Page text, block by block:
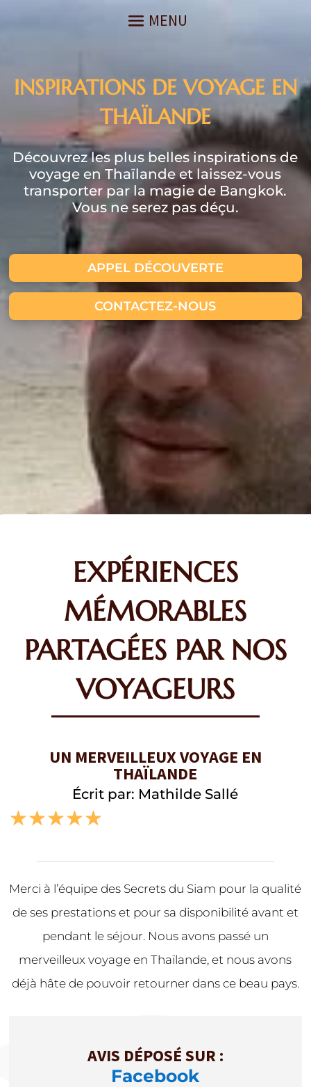
INSPIRATIONS DE VOYAGE EN
THAÏLANDE
Découvrez les plus belles inspirations de
voyage en Thaïlande et laissez-vous
transporter par la magie de Bangkok.
Vous ne serez pas déçu.
APPEL DÉCOUVERTE
CONTACTEZ-NOUS
EXPÉRIENCES
MÉMORABLES
PARTAGÉES PAR NOS
VOYAGEURS
UN MERVEILLEUX VOYAGE EN
THAÏLANDE
Écrit par: Mathilde Sallé
☆☆☆☆☆
Merci à l’équipe des Secrets du Siam pour la qualité
de ses prestations et pour sa disponibilité avant et
pendant le séjour. Nous avons passé un
merveilleux voyage en Thaïlande, et nous avons
déjà hâte de pouvoir retourner dans ce beau pays.
AVIS DÉPOSÉ SUR :
Facebook